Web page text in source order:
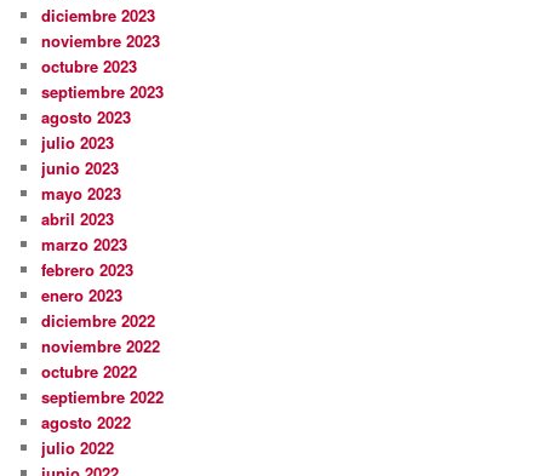
diciembre 2023
noviembre 2023
octubre 2023
septiembre 2023
agosto 2023
julio 2023
junio 2023
mayo 2023
abril 2023
marzo 2023
febrero 2023
enero 2023
diciembre 2022
noviembre 2022
octubre 2022
septiembre 2022
agosto 2022
julio 2022